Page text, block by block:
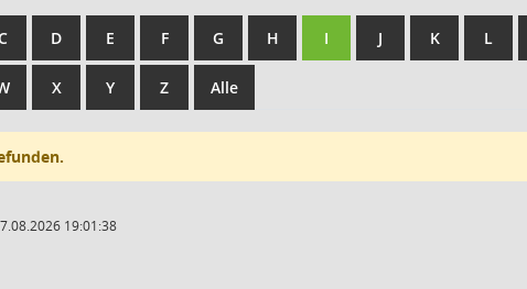
D E F G H I J K L
X Y Z Alle
19:01:38